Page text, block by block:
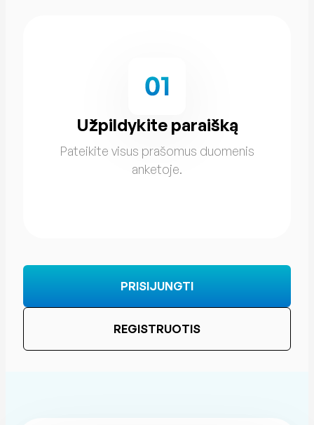
Gaukite geriausias sąlygas
Greitai įvertinus Jūsų galimybes gauti
paskolą, pateiksime palankiausius
PRISIJUNGTI
REGISTRUOTIS